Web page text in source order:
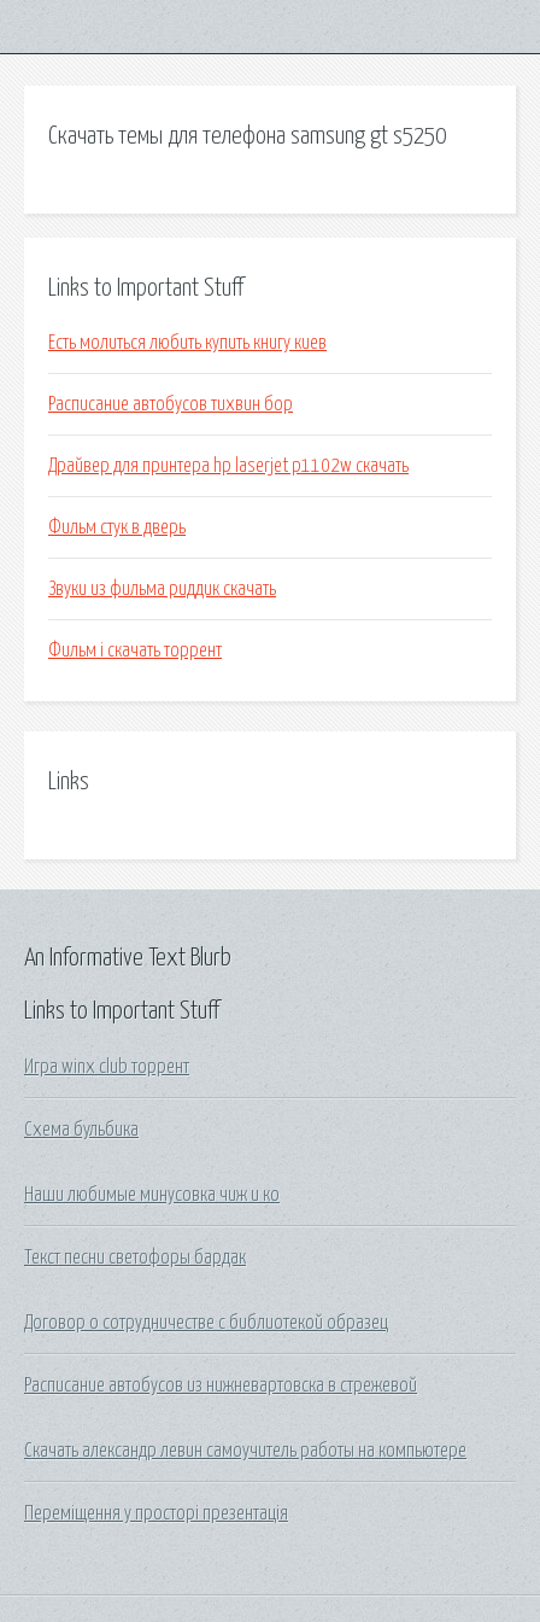
Скачать темы для телефона samsung gt s5250
Links to Important Stuff
Есть молиться любить купить книгу киев
Расписание автобусов тихвин бор
Драйвер для принтера hp laserjet p1102w скачать
Фильм стук в дверь
Звуки из фильма риддик скачать
Фильм i скачать торрент
Links
Links to Important Stuff
Игра winx club торрент
Схема бульбика
Наши любимые минусовка чиж и ко
Текст песни светофоры бардак
Договор о сотрудничестве с библиотекой образец
Расписание автобусов из нижневартовска в стрежевой
Скачать александр левин самоучитель работы на компьютере
Переміщення у просторі презентація
An Informative Text Blurb